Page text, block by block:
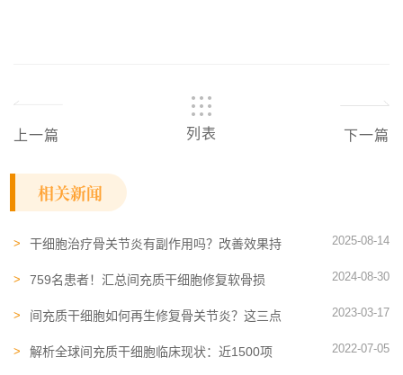
上一篇 列表 下一篇
相关新闻
干细胞治疗骨关节炎有副作用吗？改善效果持
2025-08-14
759名患者！汇总间充质干细胞修复软骨损
2024-08-30
间充质干细胞如何再生修复骨关节炎？这三点
2023-03-17
解析全球间充质干细胞临床现状：近1500项
2022-07-05